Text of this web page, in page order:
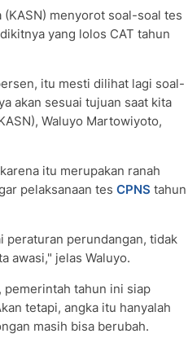
menyorot soal-soal tes
yang lolos CAT tahun
itu mesti dilihat lagi soal-
akan sesuai tujuan saat kita
Waluyo Martowiyoto,
itu merupakan ranah
pelaksanaan tes CPNS tahun
peraturan perundangan, tidak
awasi," jelas Waluyo.
pemerintah tahun ini siap
tetapi, angka itu hanyalah
masih bisa berubah.